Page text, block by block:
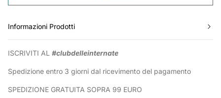
Informazioni Prodotti
ISCRIVITI AL #clubdelleinternate
Spedizione entro 3 giorni dal ricevimento del pagamento
SPEDIZIONE GRATUITA SOPRA 99 EURO